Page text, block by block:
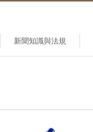
新聞知識與法規